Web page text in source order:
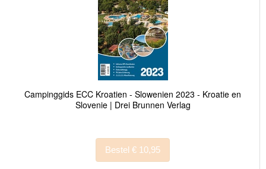
Campinggids ECC Kroatien - Slowenien 2023 - Kroatie en
Slovenie | Drei Brunnen Verlag
Bestel € 10,95